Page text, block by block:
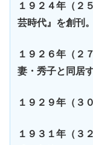
１９２４年（２
芸時代』を創刊
１９２６年（２
妻・秀子と同居す
１９２９年（３
１９３１年（３